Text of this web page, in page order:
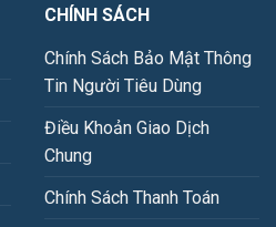
CHÍNH SÁCH
Chính Sách Bảo Mật Thông
Tin Người Tiêu Dùng
Điều Khoản Giao Dịch
Chung
Chính Sách Thanh Toán